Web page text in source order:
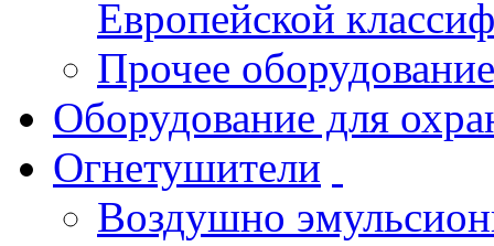
Европейской
Прочее оборудование
Оборудование для
Огнетушители
Воздушно